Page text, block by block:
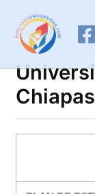
contenido